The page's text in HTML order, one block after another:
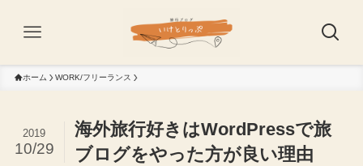
ホーム WORK/フリーランス
海外旅行好きはWordPressで旅
ブログをやった方が良い理由
2019
10/29